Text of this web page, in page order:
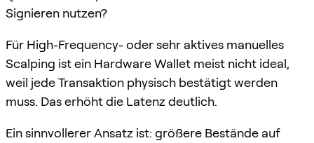
Signieren nutzen?
Für High-Frequency- oder sehr aktives manuelles
Scalping ist ein Hardware Wallet meist nicht ideal,
weil jede Transaktion physisch bestätigt werden
muss. Das erhöht die Latenz deutlich.
Ein sinnvollerer Ansatz ist: größere Bestände auf